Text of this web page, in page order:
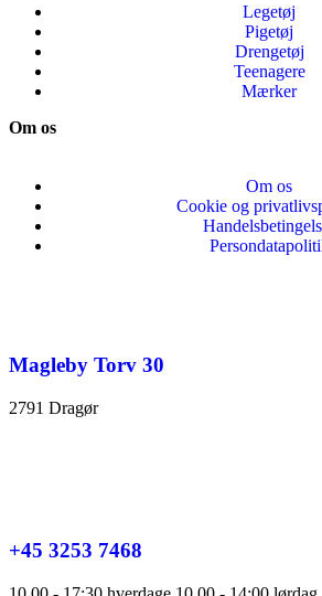
Legetøj
Pigetøj
Drengetøj
Teenagere
Mærker
Om os
Om os
Cookie og
Magleby Torv 30
2791 Dragør
+45 3253 7468